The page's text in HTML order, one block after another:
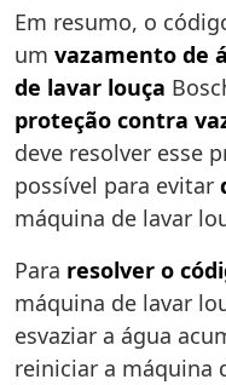
Em resumo, o
um vazamento de
de lavar louça
proteção contra
deve resolver esse
possível para evitar
máquina de lavar
Para resolver o
máquina de lavar
esvaziar a água
reiniciar a máquina